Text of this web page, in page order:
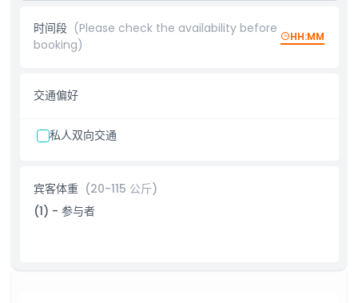
此行程还包括瞥见著名的迪拜河，这是为便利贸易船舶而建的人造水
道，河畔排列着古风建筑，为迪拜丰富历史增添神秘氛围。
酋长国山庄
艾因迪拜
亚特兰蒂斯酒店
迪拜河
时间段 (Please check the availability before
booking)
HH:MM
交通偏好
私人双向交通
宾客体重 (20-115 公斤)
(1) - 参与者